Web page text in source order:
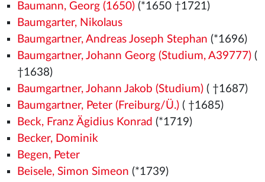
Baumann, Georg (1650)(*1650 †1721)
Baumgarter, Nikolaus
Baumgartner, Andreas Joseph Stephan (*1696)
Baumgartner, Johann Georg (Studium, A39777)(
†1638)
Baumgartner, Johann Jakob (Studium)( †1687)
Baumgartner, Peter (Freiburg/Ü.)( †1685)
Beck, Franz Ägidius Konrad (*1719)
Becker, Dominik
Begen, Peter
Beisele, Simon Simeon (*1739)